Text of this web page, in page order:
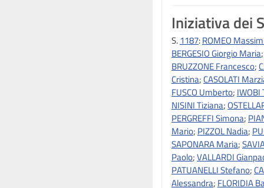
Iniziativa dei
S.1187:ROMEO
BERGESIO Giorgio Maria
BRUZZONE Francesco;
Cristina; CASOLATI
FUSCO Umberto; IWOBI
NISINI Tiziana;
PERGREFFI Simona;
Mario; PIZZOL Nadia;
SAPONARA Maria;
Paolo;VALLARDI
PATUANELLI Stefano;
Alessandra; FLORIDIA